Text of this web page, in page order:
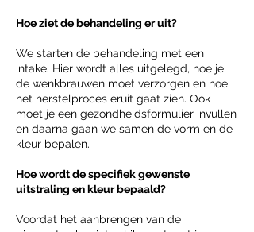
Hoe ziet de behandeling er uit?
We starten de behandeling met een
intake. Hier wordt alles uitgelegd, hoe je
de wenkbrauwen moet verzorgen en hoe
het herstelproces eruit gaat zien. Ook
moet je een gezondheidsformulier invullen
en daarna gaan we samen de vorm en de
kleur bepalen.
Hoe wordt de specifiek gewenste
uitstraling en kleur bepaald?
Voordat het aanbrengen van de